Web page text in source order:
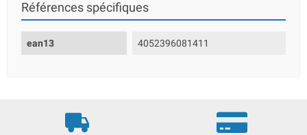
Références spécifiques
ean13 4052396081411